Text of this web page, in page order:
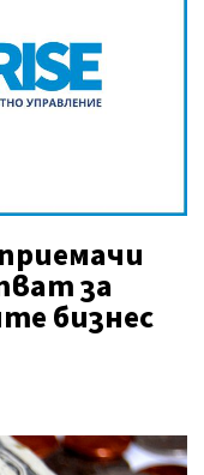
за
бизнес